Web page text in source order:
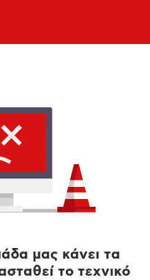
μας κάνει τα
το τεχνικό